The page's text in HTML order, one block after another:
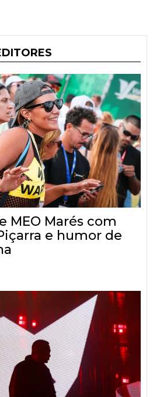
MEO Marés com
e humor de